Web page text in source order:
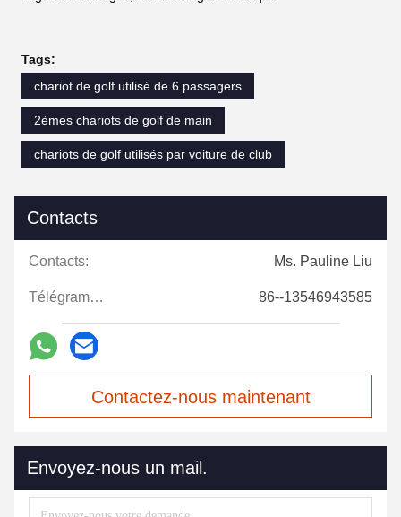
Tags:
chariot de golf utilisé de 6 passagers
2èmes chariots de golf de main
chariots de golf utilisés par voiture de club
Contacts
Contacts: Ms. Pauline Liu
Télégramme: 86--13546943585
Contactez-nous maintenant
Envoyez-nous un mail.